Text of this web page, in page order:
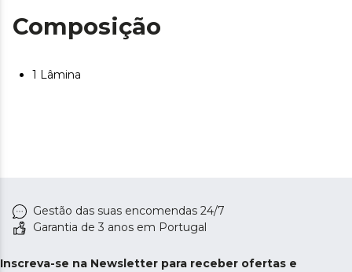
Composição
1 Lâmina
Gestão das suas encomendas 24/7
Garantia de 3 anos em Portugal
Inscreva-se na Newsletter para receber ofertas e